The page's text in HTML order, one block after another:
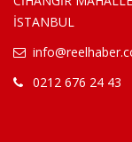
İSTANBUL
0212 676 24 43